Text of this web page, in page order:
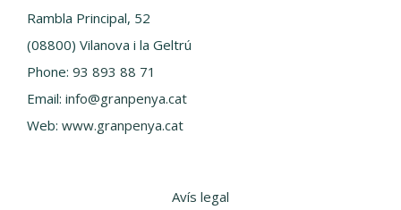
Rambla Principal, 52
(08800) Vilanova i la Geltrú
Phone: 93 893 88 71
Email: info@granpenya.cat
Web: www.granpenya.cat
Avís legal